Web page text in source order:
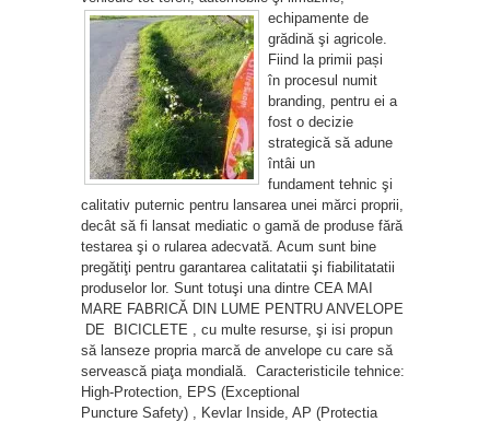
echipamente de
grădină şi agricole.
Fiind la primii pași
în procesul numit
branding, pentru ei a
fost o decizie
strategică să adune
întâi un
fundament tehnic şi
calitativ puternic pentru lansarea unei mărci proprii,
decât să fi lansat mediatic o gamă de produse fără
testarea şi o rularea adecvată. Acum sunt bine
pregătiţi pentru garantarea calitatatii şi fiabilitatatii
produselor lor. Sunt totuşi una dintre CEA MAI
MARE FABRICĂ DIN LUME PENTRU ANVELOPE
DE BICICLETE , cu multe resurse, şi isi propun
să lanseze propria marcă de anvelope cu care să
servească piaţa mondială. Caracteristicile tehnice:
High-Protection, EPS (Exceptional
Puncture Safety) , Kevlar Inside, AP (Protectia